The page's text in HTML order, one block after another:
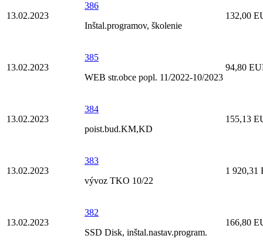
13.02.2023
386
Inštal.programov, školenie
132,00
13.02.2023
385
WEB str.obce popl. 11/2022-10/2023
94,80
13.02.2023
384
poist.bud.KM,KD
155,13
13.02.2023
383
vývoz TKO 10/22
1 920,31
13.02.2023
382
SSD Disk, inštal.nastav.program.
166,80